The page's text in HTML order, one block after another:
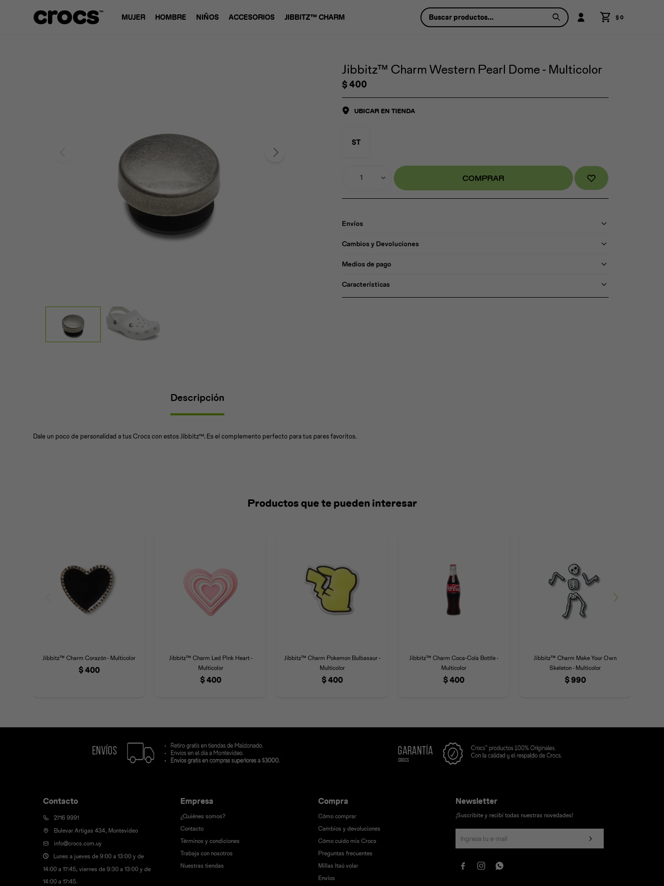
MUJER HOMBRE NIÑOS ACCESORIOS JIBBITZ™ CHARM $0
Jibbitz™ Charm Western Pearl Dome - Multicolor
$400
UBICAR EN TIENDA
ST
1 COMPRAR
Envíos
Cambios y Devoluciones
Medios de pago
Características
Descripción
Dale un poco de personalidad a tus Crocs con estos Jibbitz™. Es el complemento perfecto para tus pares favoritos.
Productos que te pueden interesar
Jibbitz™ Charm Corazón - Multicolor
$400
Jibbitz™ Charm Led Pink Heart -
Multicolor
$400
Jibbitz™ Charm Pokemon Bulbasaur -
Multicolor
$400
Jibbitz™ Charm Coca-Cola Bottle -
Multicolor
$400
Jibbitz™ Charm Make Your Own
Skeleton - Multicolor
$990
Contacto
2716 9991
Bulevar Artigas 434, Montevideo
info@crocs.com.uy
Lunes a jueves de 9:00 a 13:00 y de
14:00 a 17:45, viernes de 9:30 a 13:00 y de
14:00 a 17:45.
Empresa
¿Quiénes somos?
Contacto
Términos y condiciones
Trabaja con nosotros
Nuestras tiendas
Compra
Cómo comprar
Cambios y devoluciones
Cómo cuido mis Crocs
Preguntas frecuentes
Millas Itaú volar
Envíos
Newsletter
¡Suscribite y recibí todas nuestras novedades!
  